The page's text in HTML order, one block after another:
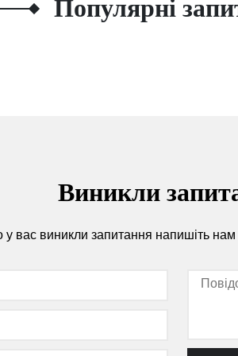
Популярні
Виникли
вас виникли запитання напишіть